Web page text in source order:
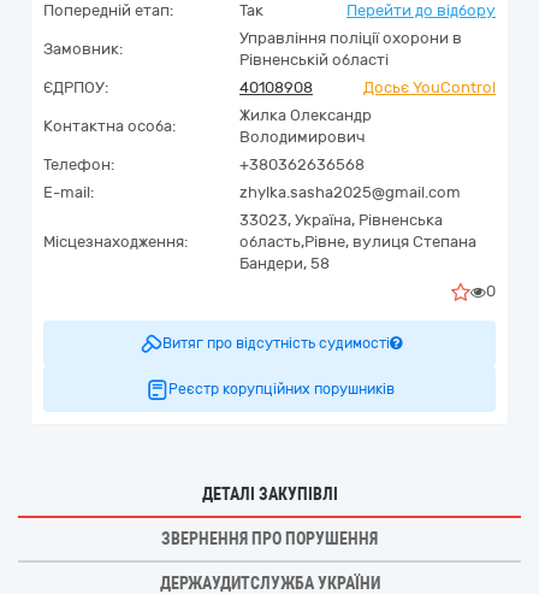
Попередній етап:
Так Перейти до відбору
Замовник:
Управління поліції охорони в
Рівненській області
ЄДРПОУ:
40108908 Досьє YouControl
Контактна особа:
Жилка Олександр
Володимирович
Телефон:
+380362636568
E-mail:
zhylka.sasha2025@gmail.com
Місцезнаходження:
33023, Україна, Рівненська
область,Рівне, вулиця Степана
Бандери, 58
0
Витяг про відсутність судимості
Реєстр корупційних порушників
ДЕТАЛІ ЗАКУПІВЛІ
ЗВЕРНЕННЯ ПРО ПОРУШЕННЯ
ДЕРЖАУДИТСЛУЖБА УКРАЇНИ